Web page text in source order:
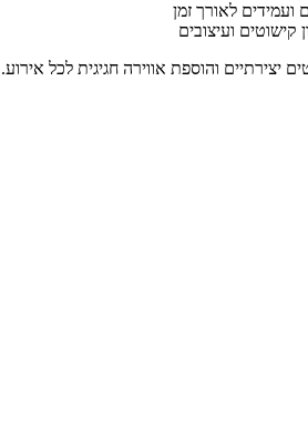
לאורך זמן
קישוטים ועיצובים